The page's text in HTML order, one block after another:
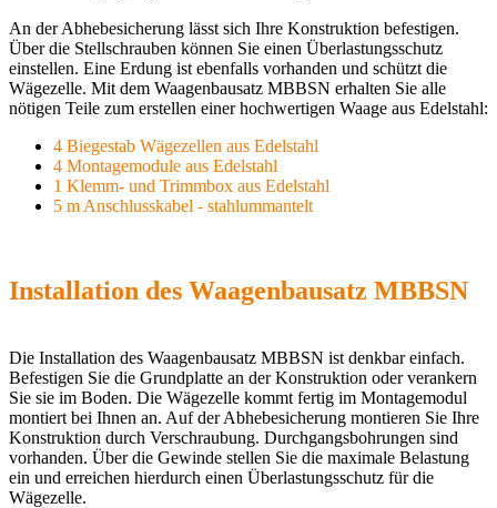
An der Abhebesicherung lässt sich Ihre Konstruktion befestigen.
Über die Stellschrauben können Sie einen Überlastungsschutz
einstellen. Eine Erdung ist ebenfalls vorhanden und schützt die
Wägezelle. Mit dem Waagenbausatz MBBSN erhalten Sie alle
nötigen Teile zum erstellen einer hochwertigen Waage aus Edelstahl:
4 Biegestab Wägezellen aus Edelstahl
4 Montagemodule aus Edelstahl
1 Klemm- und Trimmbox aus Edelstahl
5 m Anschlusskabel - stahlummantelt
Installation des Waagenbausatz MBBSN
Die Installation des Waagenbausatz MBBSN ist denkbar einfach.
Befestigen Sie die Grundplatte an der Konstruktion oder verankern
Sie sie im Boden. Die Wägezelle kommt fertig im Montagemodul
montiert bei Ihnen an. Auf der Abhebesicherung montieren Sie Ihre
Konstruktion durch Verschraubung. Durchgangsbohrungen sind
vorhanden. Über die Gewinde stellen Sie die maximale Belastung
ein und erreichen hierdurch einen Überlastungsschutz für die
Wägezelle.